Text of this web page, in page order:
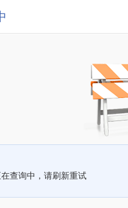
查询中，请刷新重试